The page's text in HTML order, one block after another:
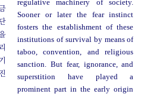
regulative machinery of society.
Sooner or later the fear instinct
fosters the establishment of these
institutions of survival by means of
taboo, convention, and religious
sanction. But fear, ignorance, and
superstition have played a
prominent part in the early origin